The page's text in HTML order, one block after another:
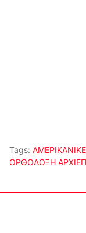
Tags:
ΟΡΘΟΔΟΞΗ